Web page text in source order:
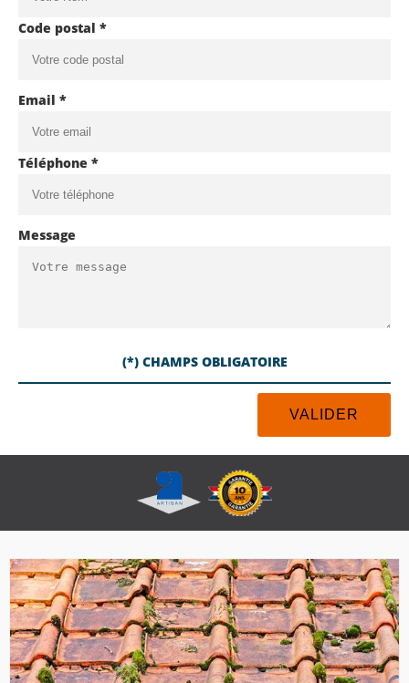
Code postal *
Email *
Téléphone *
Message
(*) CHAMPS OBLIGATOIRE